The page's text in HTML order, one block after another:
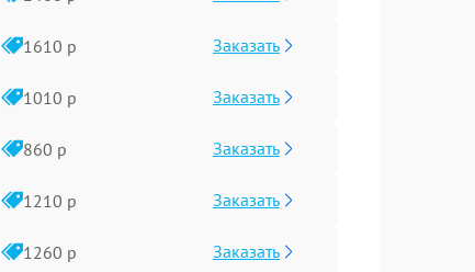
1610 р Заказать
1010 р Заказать
860 р Заказать
1210 р Заказать
1260 р Заказать